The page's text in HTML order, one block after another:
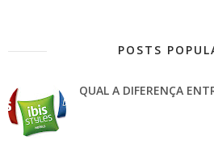
POSTS
QUAL A DIFERENÇA